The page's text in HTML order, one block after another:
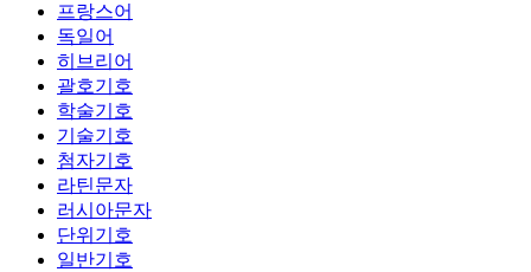
프랑스어
독일어
히브리어
괄호기호
학술기호
기술기호
첨자기호
라틴문자
러시아문자
단위기호
일반기호